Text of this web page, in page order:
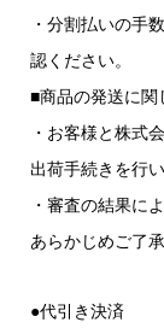
・分割払いの手
認ください。
■商品の発送に関
・お客様と株式
出荷手続きを行い
・審査の結果に
あらかじめご了承
●代引き決済